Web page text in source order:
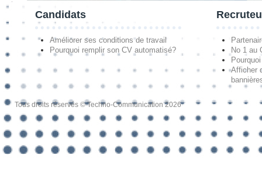
Candidats
Améliorer ses conditions de travail
Pourquoi remplir son CV automatisé?
No 1 au
Afficher
Tous droits réservés © Techno-Communication 2026